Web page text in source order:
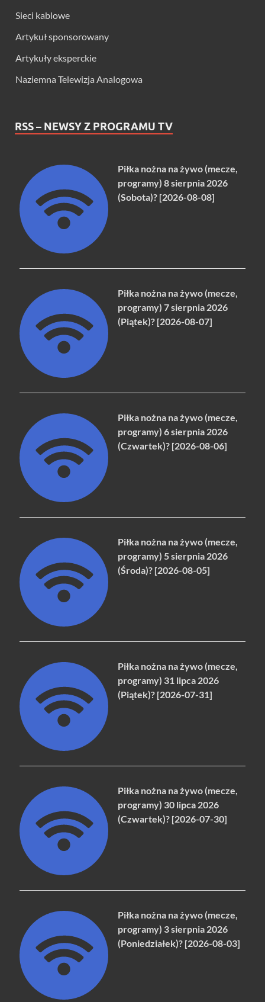
Sieci kablowe
Artykuł sponsorowany
Artykuły eksperckie
Naziemna Telewizja Analogowa
RSS – NEWSY Z PROGRAMU TV
Piłka nożna na żywo (mecze,
programy) 8 sierpnia 2026
(Sobota)? [2026-08-08]
Piłka nożna na żywo (mecze,
programy) 7 sierpnia 2026
(Piątek)? [2026-08-07]
Piłka nożna na żywo (mecze,
programy) 6 sierpnia 2026
(Czwartek)? [2026-08-06]
Piłka nożna na żywo (mecze,
programy) 5 sierpnia 2026
(Środa)? [2026-08-05]
Piłka nożna na żywo (mecze,
programy) 31 lipca 2026
(Piątek)? [2026-07-31]
Piłka nożna na żywo (mecze,
programy) 30 lipca 2026
(Czwartek)? [2026-07-30]
Piłka nożna na żywo (mecze,
programy) 3 sierpnia 2026
(Poniedziałek)? [2026-08-03]